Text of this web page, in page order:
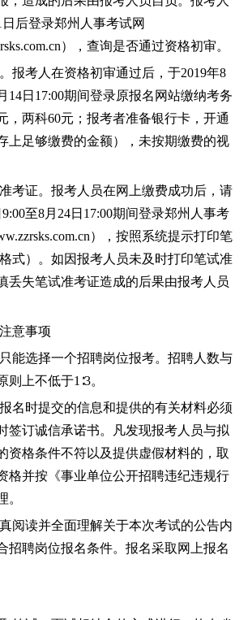
后登录郑州人事考试网
），查询是否通过资格初审。
报考人在资格初审通过后，于2019年8
14日17:00期间登录原报名网站缴纳考务
，两科60元；报考者准备银行卡，开通
上足够缴费的金额），未按期缴费的视
考证。报考人员在网上缴费成功后，请
至8月24日17:00期间登录郑州人事考
），按照系统提示打印笔
式）。如因报考人员未及时打印笔试准
丢失笔试准考证造成的后果由报考人员
意事项
能选择一个招聘岗位报考。招聘人数与
上不低于1∶3。
名时提交的信息和提供的有关材料必须
签订诚信承诺书。凡发现报考人员与拟
资格条件不符以及提供虚假材料的，取
格并按《事业单位公开招聘违纪违规行
。
阅读并全面理解关于本次考试的公告内
招聘岗位报名条件。报名采取网上报名